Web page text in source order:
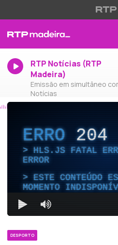
RTP Notícias (RTP
Madeira)
Emissão em simultâneo
Notícias
ERRO204
HLS.JS FATAL
ERROR
ESTE CONTEÚDO
MOMENTO
DESPORTO